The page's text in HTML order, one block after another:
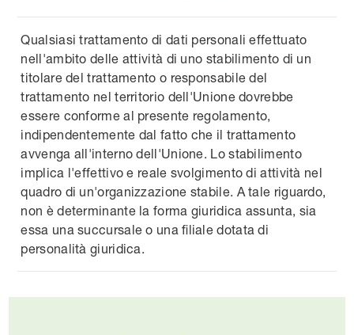
Qualsiasi trattamento di dati personali effettuato
nell'ambito delle attività di uno stabilimento di un
titolare del trattamento o responsabile del
trattamento nel territorio dell'Unione dovrebbe
essere conforme al presente regolamento,
indipendentemente dal fatto che il trattamento
avvenga all'interno dell'Unione. Lo stabilimento
implica l'effettivo e reale svolgimento di attività nel
quadro di un'organizzazione stabile. A tale riguardo,
non è determinante la forma giuridica assunta, sia
essa una succursale o una filiale dotata di
personalità giuridica.